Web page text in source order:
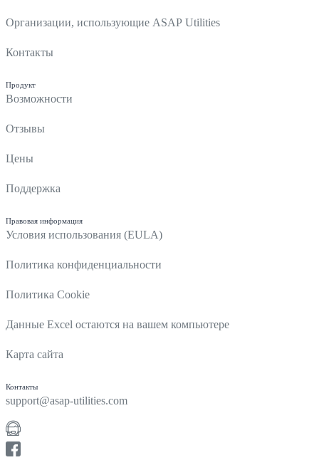
Организации, использующие ASAP Utilities
Контакты
Продукт
Возможности
Отзывы
Цены
Поддержка
Правовая информация
Условия использования (EULA)
Политика конфиденциальности
Политика Cookie
Данные Excel остаются на вашем компьютере
Карта сайта
Контакты
support@asap-utilities.com